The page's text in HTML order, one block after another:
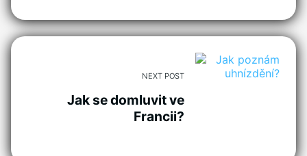
NEXT POST
Jak se domluvit ve
Francii?